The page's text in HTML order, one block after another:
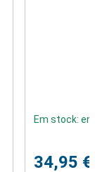
Em stock:
34,95 €